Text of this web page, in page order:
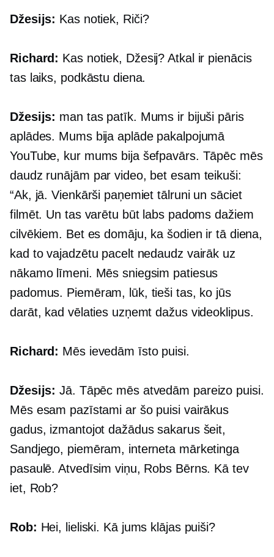
Džesijs: Kas notiek, Riči?
Richard: Kas notiek, Džesij? Atkal ir pienācis
tas laiks, podkāstu diena.
Džesijs: man tas patīk. Mums ir bijuši pāris
aplādes. Mums bija aplāde pakalpojumā
YouTube, kur mums bija šefpavārs. Tāpēc mēs
daudz runājām par video, bet esam teikuši:
“Ak, jā. Vienkārši paņemiet tālruni un sāciet
filmēt. Un tas varētu būt labs padoms dažiem
cilvēkiem. Bet es domāju, ka šodien ir tā diena,
kad to vajadzētu pacelt nedaudz vairāk uz
nākamo līmeni. Mēs sniegsim patiesus
padomus. Piemēram, lūk, tieši tas, ko jūs
darāt, kad vēlaties uzņemt dažus videoklipus.
Richard: Mēs ievedām īsto puisi.
Džesijs: Jā. Tāpēc mēs atvedām pareizo puisi.
Mēs esam pazīstami ar šo puisi vairākus
gadus, izmantojot dažādus sakarus šeit,
Sandjego, piemēram, interneta mārketinga
pasaulē. Atvedīsim viņu, Robs Bērns. Kā tev
iet, Rob?
Rob: Hei, lieliski. Kā jums klājas puiši?